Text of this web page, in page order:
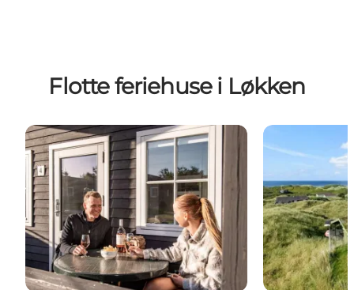
Flotte feriehuse i Løkken
Sol & Strand Feriepartner